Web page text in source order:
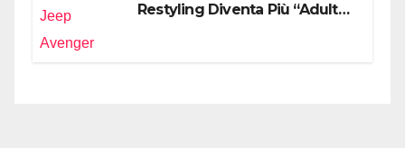
Restyling Diventa Più “Adulto”,